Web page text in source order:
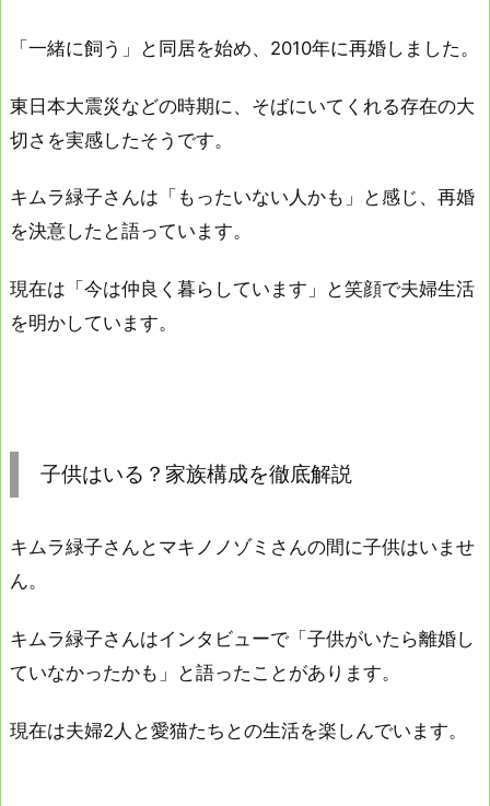
「一緒に飼う」と同居を始め、2010年に再婚しました。
東日本大震災などの時期に、そばにいてくれる存在の大
切さを実感したそうです。
キムラ緑子さんは「もったいない人かも」と感じ、再婚
を決意したと語っています。
現在は「今は仲良く暮らしています」と笑顔で夫婦生活
を明かしています。
子供はいる？家族構成を徹底解説
キムラ緑子さんとマキノノゾミさんの間に子供はいませ
ん。
キムラ緑子さんはインタビューで「子供がいたら離婚し
ていなかったかも」と語ったことがあります。
現在は夫婦2人と愛猫たちとの生活を楽しんでいます。